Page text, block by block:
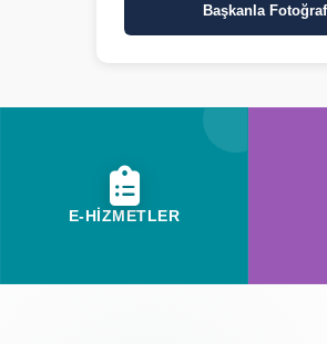
Başkanla
E-HİZMETLER